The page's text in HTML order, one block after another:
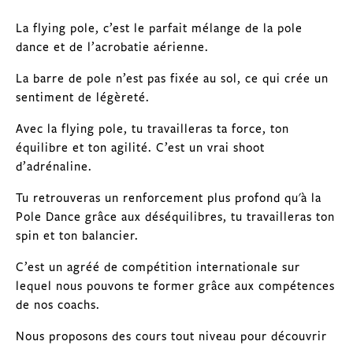
La flying pole, c’est le parfait mélange de la pole
dance et de l’acrobatie aérienne.
La barre de pole n’est pas fixée au sol, ce qui crée un
sentiment de légèreté.
Avec la flying pole, tu travailleras ta force, ton
équilibre et ton agilité. C’est un vrai shoot
d’adrénaline.
Tu retrouveras un renforcement plus profond qu'à la
Pole Dance grâce aux déséquilibres, tu travailleras ton
spin et ton balancier.
C’est un agréé de compétition internationale sur
lequel nous pouvons te former grâce aux compétences
de nos coachs.
Nous proposons des cours tout niveau pour découvrir